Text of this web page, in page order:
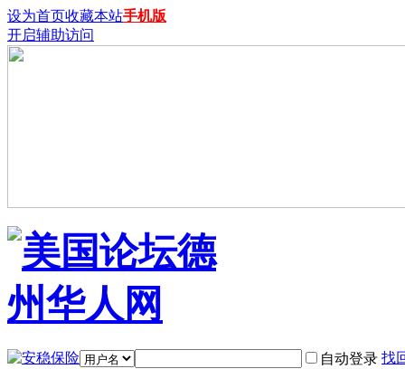
设为首页收藏本站手机版
开启辅助访问
自动登录 找